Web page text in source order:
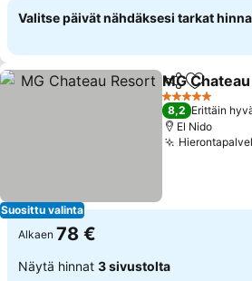
Valitse päivät nähdäksesi tarkat
Suosittu valinta
Jaa Lisää
MG
5 Tähtiluokitus
8,2 Erittäin
El Nido
Alkaen 78 €
Näytä hinnat 3 sivustolta